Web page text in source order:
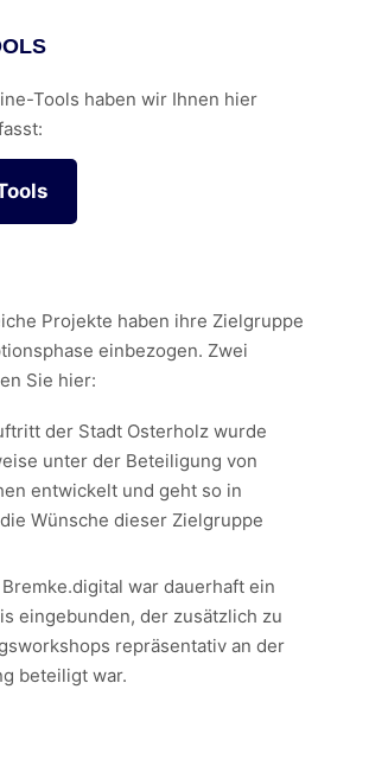
Tools haben wir Ihnen hier
Projekte haben ihre Zielgruppe
einbezogen. Zwei
Sie hier:
der Stadt Osterholz wurde
unter der Beteiligung von
entwickelt und geht so in
Wünsche dieser Zielgruppe
war dauerhaft ein
eingebunden, der zusätzlich zu
repräsentativ an der
beteiligt war.